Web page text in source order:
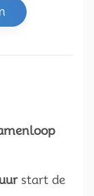
start de